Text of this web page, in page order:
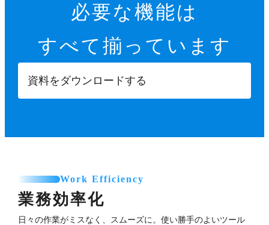
必要な機能は
すべて揃っています
資料をダウンロードする
Work Efficiency
業務効率化
日々の作業がミスなく、スムーズに。使い勝手のよいツール